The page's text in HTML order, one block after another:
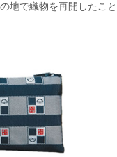
地で織物を再開したこと